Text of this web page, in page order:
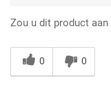
Zou u dit product aan
0 0